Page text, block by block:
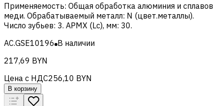
Применяемость: Общая обработка алюминия и сплавов
меди. Обрабатываемый металл: N (цвет.металлы).
Число зубьев: 3. APMX (Lc), мм: 30.
AC.GSE10196 В наличии
217,69 BYN
Цена с НДС256,10 BYN
В корзину